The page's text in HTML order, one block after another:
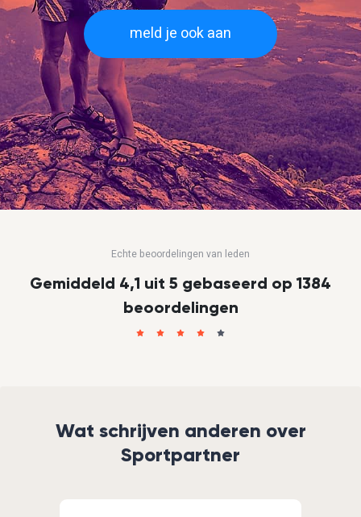
meld je ook aan
Echte beoordelingen van leden
Gemiddeld 4,1 uit 5 gebaseerd op 1384
beoordelingen
Wat schrijven anderen over
Sportpartner